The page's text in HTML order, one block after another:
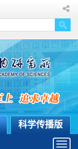
科学传播版